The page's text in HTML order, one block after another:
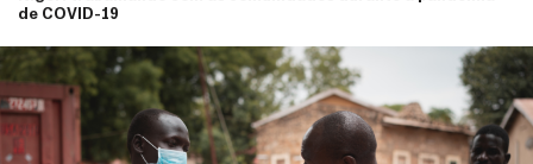
de COVID-19